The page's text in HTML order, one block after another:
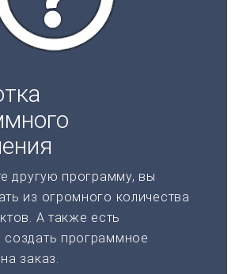
другую программу, вы
из огромного количества
А также есть
программное
заказ.